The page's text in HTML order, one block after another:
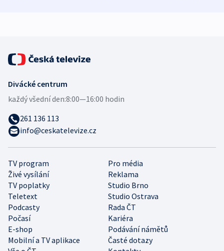
TV program
Pro média
Živé vysílání
Reklama
TV poplatky
Studio Brno
Teletext
Studio Ostrava
Podcasty
Rada ČT
Počasí
Kariéra
E-shop
Podávání námětů
Mobilní a TV aplikace
Časté dotazy
Divácké centrum
každý všední den:8:00—16:00 hodin
261 136 113
info@ceskatelevize.cz